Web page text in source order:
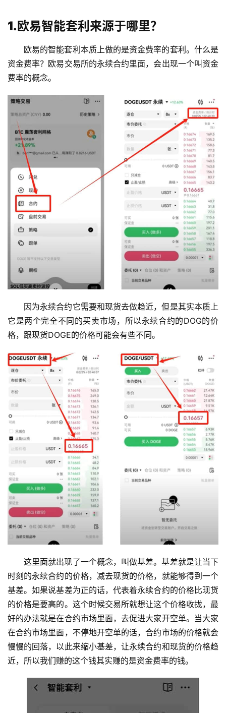
1.欧易智能套利来源于哪里？
欧易的智能套利本质上做的是资金费率的套利。什么是
资金费率？欧易交易所的永续合约里面，会出现一个叫资金
费率的概念。
因为永续合约它需要和现货去做趋近，但是其实本质上
它是两个完全不同的买卖市场，所以永续合约的DOG的价
格，跟现货DOGE的价格可能会有些不同。
这里面就出现了一个概念，叫做基差。基差就是让当下
时刻的永续合约的价格，减去现货的价格，就能够得到一个
基差。如果说基差为正的话，代表着永续合约的价格比现货
的价格是要高的。这个时候交易所就想让这个价格收拢，最
好的办法就是在合约市场里面，去促进大家开空单。当大家
在合约市场里面，不停地开空单的话，合约市场的价格就会
慢慢的回落，以此来缩小基差，让永续合约和现货的价格趋
近，所以我们赚的这个钱其实赚的是资金费率的钱。